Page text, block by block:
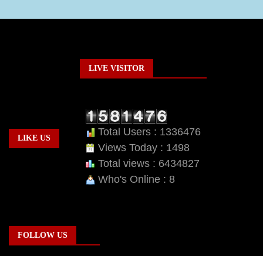
LIKE US
LIVE VISITOR
Total Users : 1336476
Views Today : 1498
Total views : 6434827
Who's Online : 8
FOLLOW US